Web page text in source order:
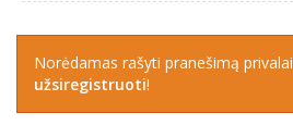
Norėdamas rašyti pranešimą privalai
užsiregistruoti!